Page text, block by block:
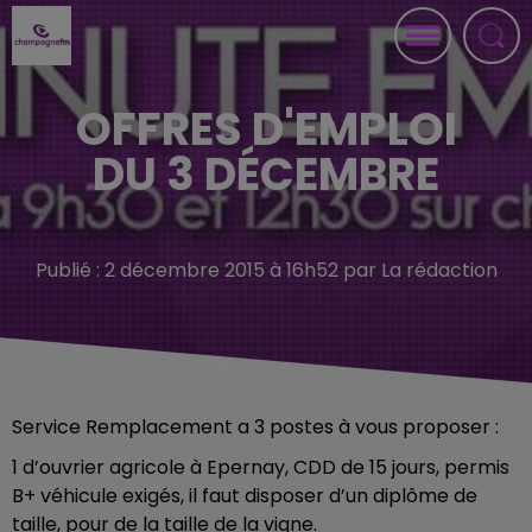
OFFRES D'EMPLOI
DU 3 DÉCEMBRE
Publié : 2 décembre 2015 à 16h52 par La rédaction
Service Remplacement a 3 postes à vous proposer :
1 d’ouvrier agricole à Epernay, CDD de 15 jours, permis
B+ véhicule exigés, il faut disposer d’un diplôme de
taille, pour de la taille de la vigne.